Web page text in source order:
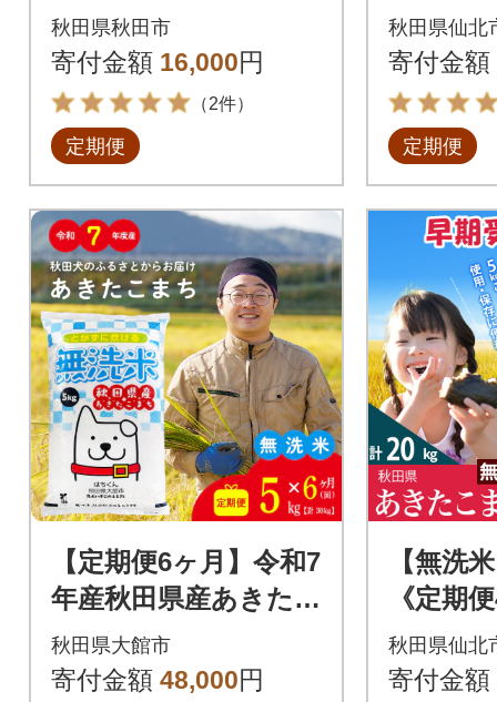
ち 8個 ダブル|15_nsc
-100202da
秋田県秋田市
寄付金額 16,000円
（2件）
定期便
たこま
nk-
秋田県仙北
寄付金額
定期便
【定期便6ヶ月】令和7
年産秋田県産あきたこ
まち(無洗米)5kg
秋田県大館市
寄付金額 48,000円
【無洗
《定期
たこま
nk-
秋田県仙北
寄付金額